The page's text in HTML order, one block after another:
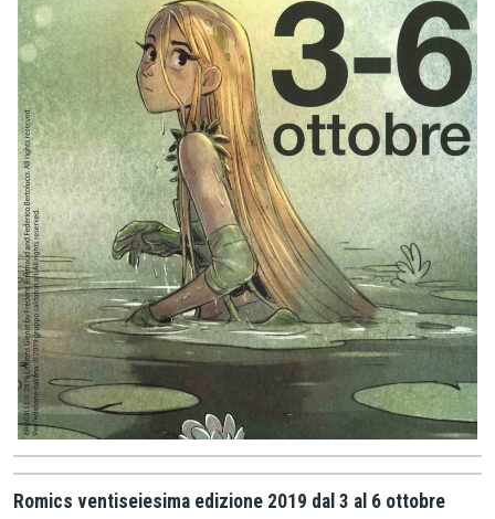
Romics ventiseiesima edizione 2019 dal 3 al 6 ottobre